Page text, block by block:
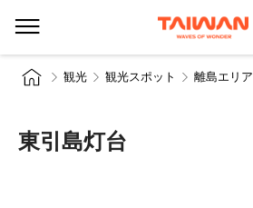
観光 観光スポット 離島エリア
東引島灯台